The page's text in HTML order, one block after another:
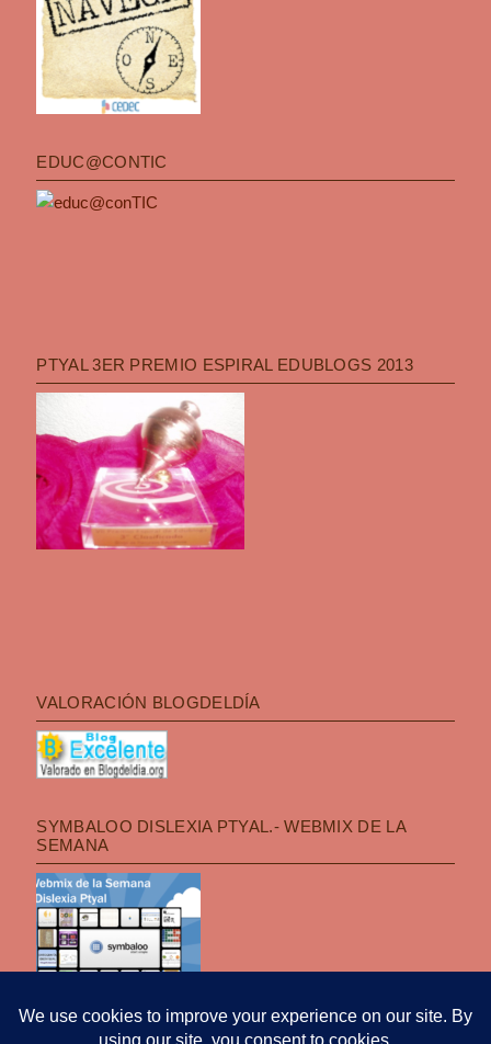
EDUC@CONTIC
PTYAL 3ER PREMIO ESPIRAL EDUBLOGS 2013
VALORACIÓN BLOGDELDÍA
SYMBALOO DISLEXIA PTYAL.- WEBMIX DE LA
SEMANA